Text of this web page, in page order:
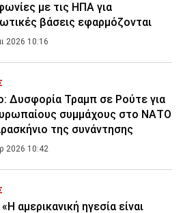
με τις ΗΠΑ για
βάσεις εφαρμόζονται
2026 10:16
Δυσφορία Τραμπ σε Ρούτε για
συμμάχους στο ΝΑΤΟ
της συνάντησης
2026 10:42
αμερικανική ηγεσία είναι